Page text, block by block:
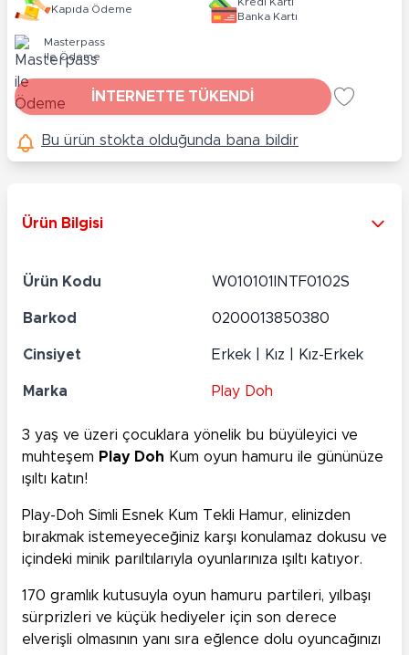
Kapıda Ödeme
Kredi Kartı
Banka Kartı
Masterpass
ile Ödeme
İNTERNETTE TÜKENDİ
Bu ürün stokta olduğunda bana bildir
Ürün Bilgisi
Ürün Kodu W010101INTF0102S
Barkod 0200013850380
Cinsiyet Erkek | Kız | Kız-Erkek
Marka Play Doh
3 yaş ve üzeri çocuklara yönelik bu büyüleyici ve
muhteşem Play Doh Kum oyun hamuru ile gününüze
ışıltı katın!
Play-Doh Simli Esnek Kum Tekli Hamur, elinizden
bırakmak istemeyeceğiniz karşı konulamaz dokusu ve
içindeki minik parıltılarıyla oyunlarınıza ışıltı katıyor.
170 gramlık kutusuyla oyun hamuru partileri, yılbaşı
sürprizleri ve küçük hediyeler için son derece
elverişli olmasının yanı sıra eğlence dolu oyuncağınızı